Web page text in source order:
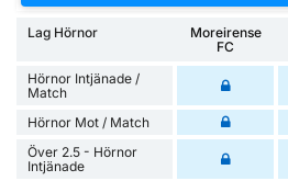
Lag Hörnor
Moreirense
FC
Hörnor Intjänade /
Match
Hörnor Mot / Match
Över 2.5 - Hörnor
Intjänade